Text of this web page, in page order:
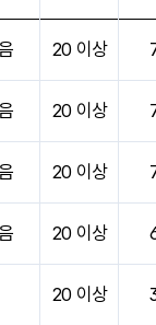
20 이상
20 이상
20 이상
20 이상
20 이상